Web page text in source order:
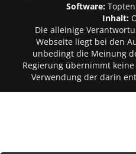
Software:
Inhalt:
Die alleinige
Webseite liegt bei den
unbedingt die Meinung
Regierung übernimmt
Verwendung der darin